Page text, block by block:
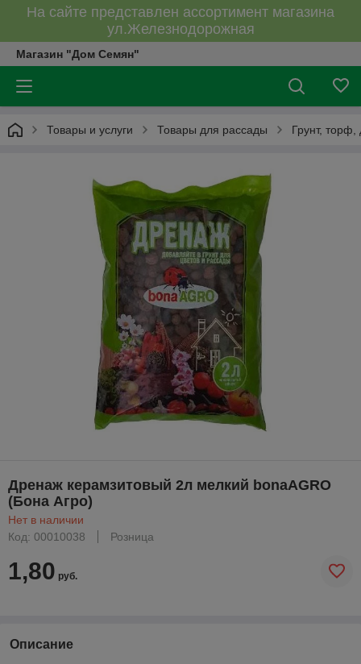
На сайте представлен ассортимент магазина
ул.Железнодорожная
Магазин "Дом Семян"
Товары и услуги Товары для рассады Грунт, торф,
Дренаж керамзитовый 2л мелкий bonaAGRO
(Бона Агро)
Нет в наличии
Код: 00010038
Розница
1,80 руб.
Описание